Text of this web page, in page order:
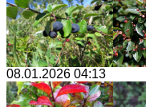
08.01.2026 04:13